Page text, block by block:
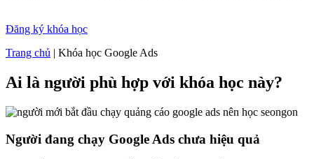
Đăng ký khóa học
Trang chủ | Khóa học Google Ads
Ai là người phù hợp với khóa học này?
Người đang chạy Google Ads chưa hiệu quả